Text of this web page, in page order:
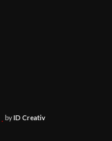
byID Creativ